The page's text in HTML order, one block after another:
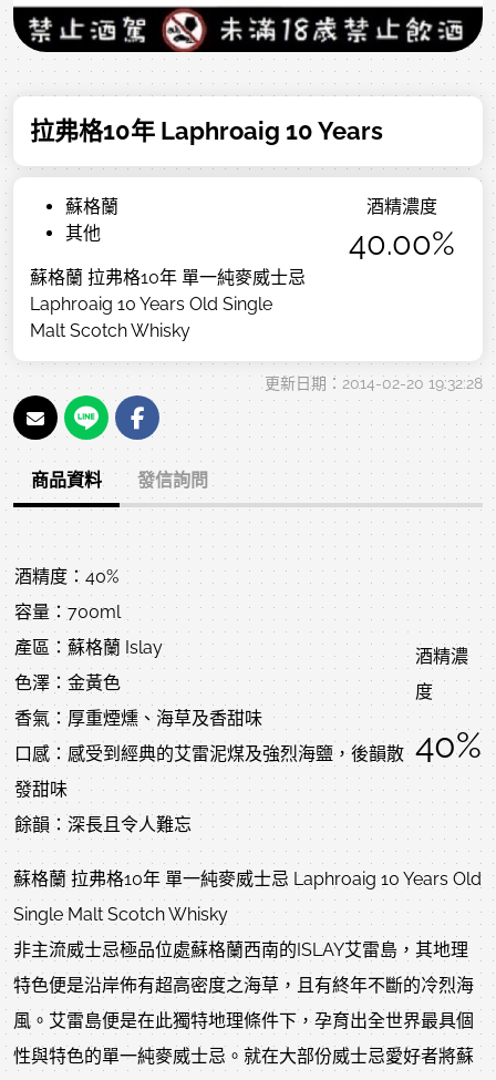
拉弗格10年 Laphroaig 10 Years
蘇格蘭
其他
蘇格蘭 拉弗格10年 單一純麥威士忌
Laphroaig 10 Years Old Single
Malt Scotch Whisky
酒精濃度
40.00%
更新日期：2014-02-20 19:32:28
商品資料 發信詢問
酒精度：40%
容量：700ml
產區：蘇格蘭 Islay
色澤：金黃色
香氣：厚重煙燻、海草及香甜味
口感：感受到經典的艾雷泥煤及強烈海鹽，後韻散
發甜味
餘韻：深長且令人難忘
酒精濃
度
40%
蘇格蘭 拉弗格10年 單一純麥威士忌 Laphroaig 10 Years Old
Single Malt Scotch Whisky
非主流威士忌極品位處蘇格蘭西南的ISLAY艾雷島，其地理
特色便是沿岸佈有超高密度之海草，且有終年不斷的冷烈海
風。艾雷島便是在此獨特地理條件下，孕育出全世界最具個
性與特色的單一純麥威士忌。就在大部份威士忌愛好者將蘇